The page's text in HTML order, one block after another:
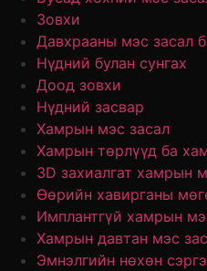
Зовхи
Давхрааны мэс засал
Нүдний булан сунгах
Доод зовхи
Нүдний засвар
Хамрын мэс засал
Хамрын төрлүүд ба
3D захиалгат хамрын
Өөрийн хавирганы
Имплантгүй хамрын
Хамрын давтан мэс
Эмнэлгийн нөхөн